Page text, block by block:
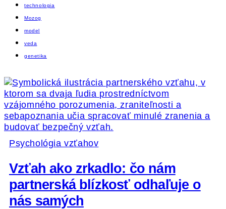
technologia
Mozog
model
veda
genetika
Psychológia vzťahov
Vzťah ako zrkadlo: čo nám
partnerská blízkosť odhaľuje o
nás samých